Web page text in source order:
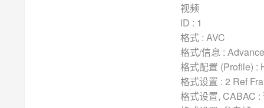
视频
ID : 1
格式 : AVC
格式/信息 :
格式配置 (Profile) :
格式设置 : 2 Ref
格式设置, CABAC :